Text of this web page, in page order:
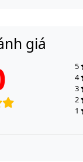
giá
5
4
3
2
1